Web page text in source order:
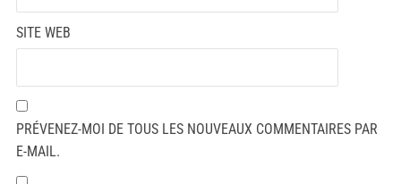
SITE WEB
PRÉVENEZ-MOI DE TOUS LES NOUVEAUX COMMENTAIRES PAR
E-MAIL.